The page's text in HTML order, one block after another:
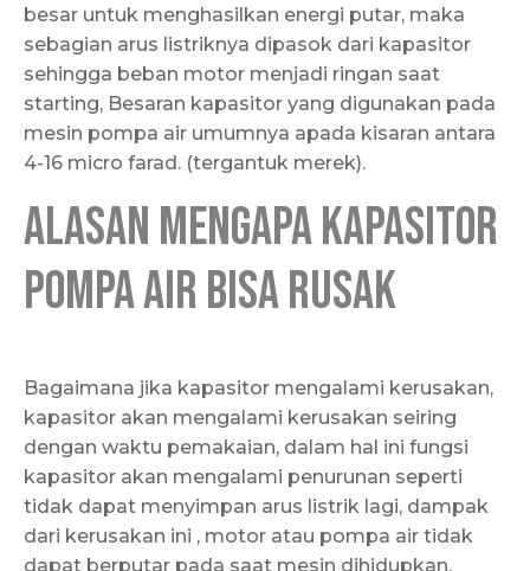
besar untuk menghasilkan energi putar, maka
sebagian arus listriknya dipasok dari kapasitor
sehingga beban motor menjadi ringan saat
starting, Besaran kapasitor yang digunakan pada
mesin pompa air umumnya apada kisaran antara
4-16 micro farad. (tergantuk merek).
Alasan Mengapa Kapasitor
Pompa air bisa rusak
Bagaimana jika kapasitor mengalami kerusakan,
kapasitor akan mengalami kerusakan seiring
dengan waktu pemakaian, dalam hal ini fungsi
kapasitor akan mengalami penurunan seperti
tidak dapat menyimpan arus listrik lagi, dampak
dari kerusakan ini , motor atau pompa air tidak
dapat berputar pada saat mesin dihidupkan,